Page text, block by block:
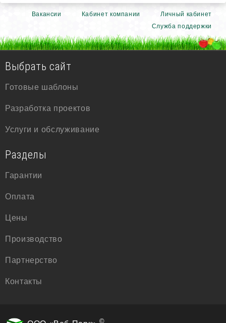
Вакансии Кабинет компании
Личный кабинет
Служба поддержки
Выбрать сайт
Готовые шаблоны
Разработка проектов
Услуги и обслуживание
Разделы
Гарантии
Оплата
Цены
Производство
Партнерство
Контакты
©